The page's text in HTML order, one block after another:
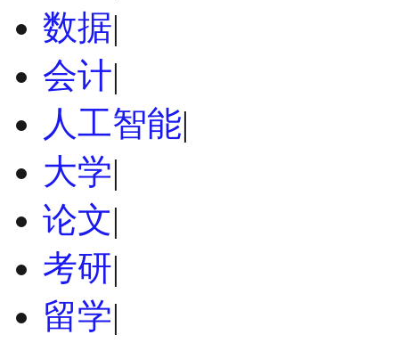
数据|
会计|
人工智能|
大学|
论文|
考研|
留学|